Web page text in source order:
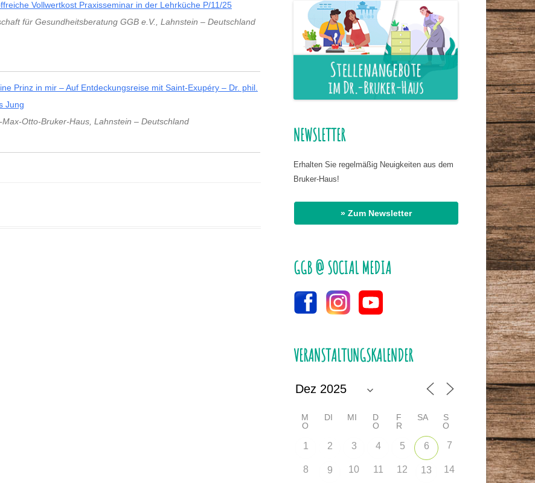
BIOGRAFIE
AUFBAUSEMINARE
PRAXISSEMINARE
WEITERE SEMINARE
SEMINARPROGRAMM BESTELLEN
VORTRÄGE LAHNSTEIN
GESPRÄCHSKREIS HASSAN EL
ÄRZTLICHER RAT DR. BIRMANNS
ORDNUNG UNSERER NAHRUNG
UMWELT
NACH THEMENGEBIETEN
Vollwertkost Praxisseminar in der Lehrküche P/11/25
für Gesundheitsberatung GGB e.V.
Lahnstein – Deutschland
Prinz in mir – Auf Entdeckungsreise mit Saint-Exupéry – Dr. phil.
Jung
Otto-Bruker-Haus, Lahnstein – Deutschland
NEWSLETTER
Erhalten Sie regelmäßig Neuigkeiten aus dem
Bruker-Haus!
» Zum Newsletter
GGB @ SOCIAL MEDIA
VERANSTALTUNGSKALENDER
M
O
DI MI
D
O
F
R
SA
S
O
1 2 3 4 5 6 7
8 9 10 11 12 13 14